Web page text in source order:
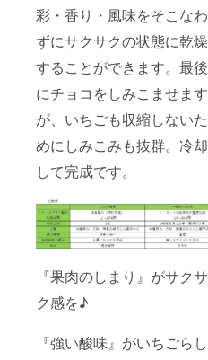
彩・香り・風味をそこなわ
ずにサクサクの状態に乾燥
することができます。最後
にチョコをしみこませます
が、いちごも収縮しないた
めにしみこみも抜群。冷却
して完成です。
『果肉のしまり』がサクサ
ク感を♪
『強い酸味』がいちごらし